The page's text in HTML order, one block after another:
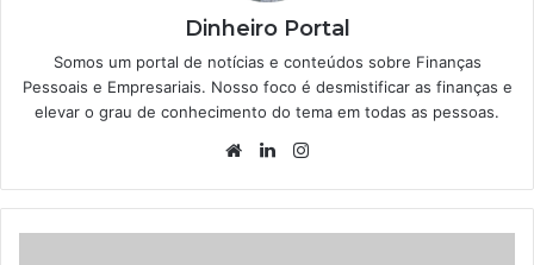
Dinheiro Portal
Somos um portal de notícias e conteúdos sobre Finanças
Pessoais e Empresariais. Nosso foco é desmistificar as finanças e
elevar o grau de conhecimento do tema em todas as pessoas.
WebsiteLinkedin